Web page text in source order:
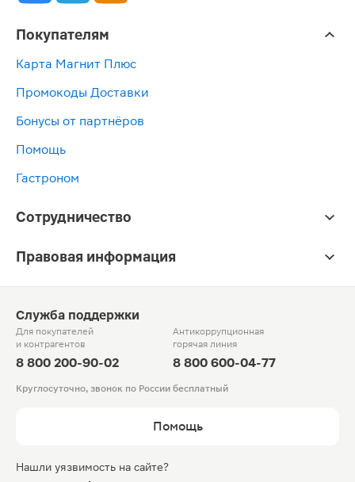
Покупателям
Карта Магнит Плюс
Промокоды Доставки
Бонусы от партнёров
Помощь
Гастроном
Сотрудничество
Правовая информация
Служба поддержки
Для покупателей
и контрагентов
8 800 200-90-02
Антикоррупционная
горячая линия
8 800 600-04-77
Круглосуточно, звонок по России бесплатный
Помощь
Нашли уязвимость на сайте?